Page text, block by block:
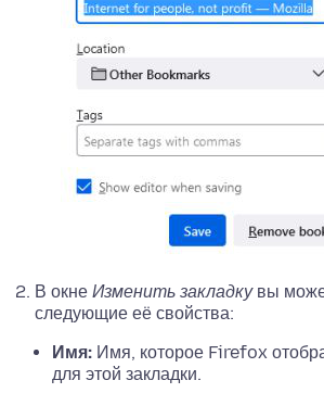
В окне Изменить закладкувы
следующие её свойства:
Имя: Имя, которое Firefox
для этой закладки.